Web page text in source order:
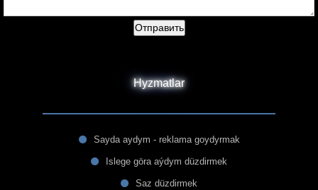
Отправить
Hyzmatlar
Sayda aydym - reklama goydyrmak
Islege göra aýdym düzdirmek
Saz düzdirmek